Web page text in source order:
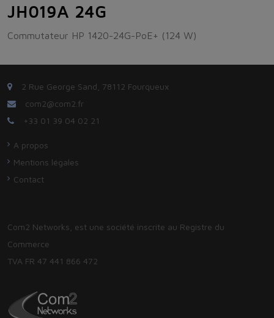
JH019A 24G
Commutateur HP 1420-24G-PoE+ (124 W)
2 Rue George Sand, 78112 Fourqueux
com2@com2.fr
+33 01 39 04 02 21
A propos
Mentions légales
Contact
Com2 Networks, est une société inscrite au Registre du
Commerce
TVA FR 47 441 866 472